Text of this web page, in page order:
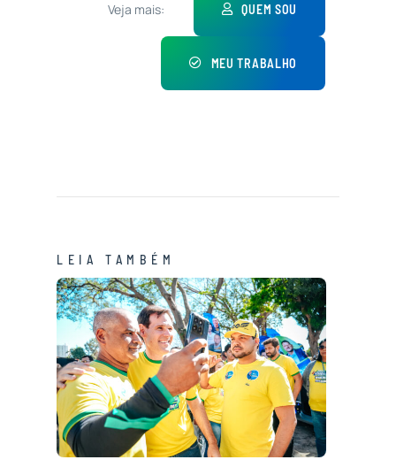
Veja mais: QUEM SOU
MEU TRABALHO
LEIA TAMBÉM